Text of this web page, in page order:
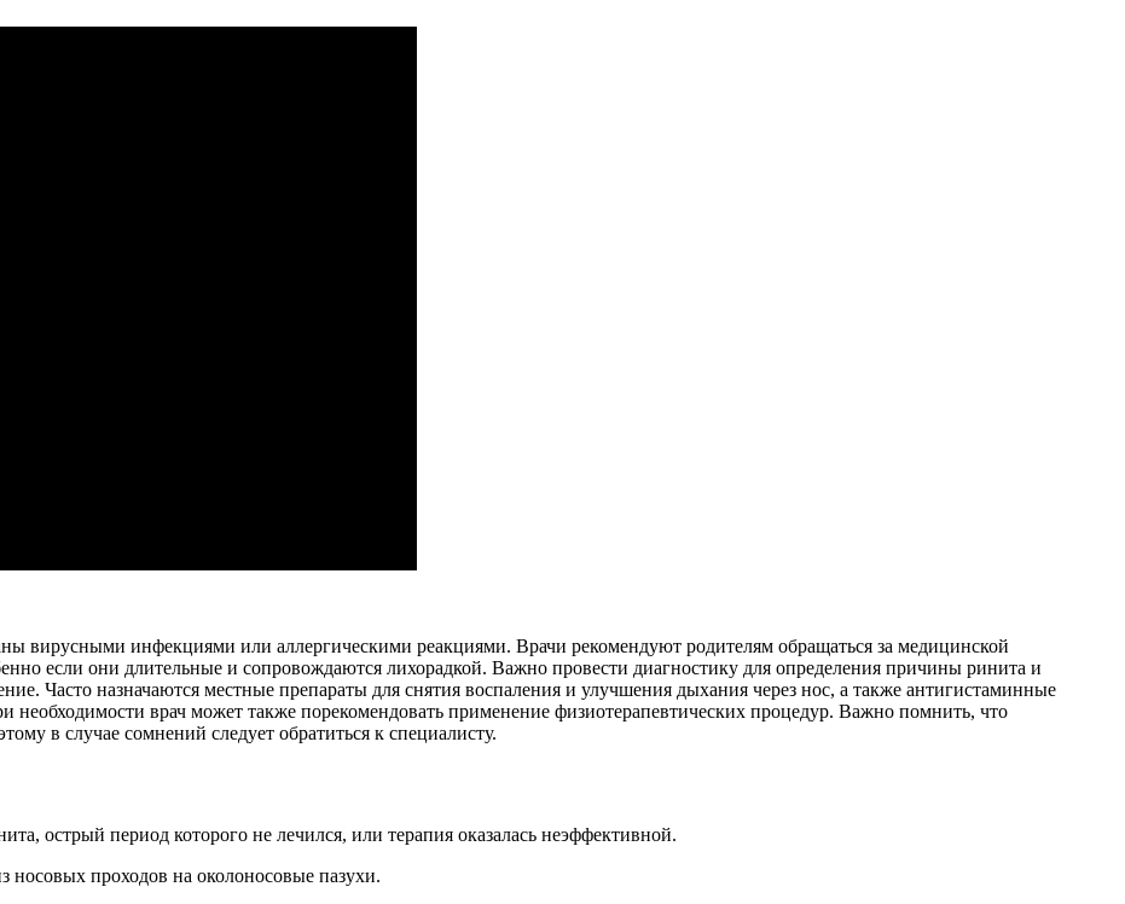
вирусными инфекциями или аллергическими реакциями. Врачи рекомендуют родителям обращаться за медицинской
если они длительные и сопровождаются лихорадкой. Важно провести диагностику для определения причины ринита и
Часто назначаются местные препараты для снятия воспаления и улучшения дыхания через нос, а также антигистаминные
необходимости врач может также порекомендовать применение физиотерапевтических процедур. Важно помнить, что
в случае сомнений следует обратиться к специалисту.
острый период которого не лечился, или терапия оказалась неэффективной.
носовых проходов на околоносовые пазухи.